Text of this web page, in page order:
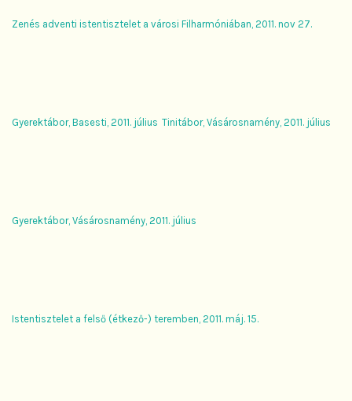
Zenés adventi istentisztelet a városi Filharmóniában, 2011. nov 27.
Gyerektábor, Basesti, 2011. július Tinitábor, Vásárosnamény, 2011. július
Gyerektábor, Vásárosnamény, 2011. július
Istentisztelet a felső (étkező-) teremben, 2011. máj. 15.